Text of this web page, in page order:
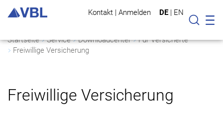
Kontakt | Anmelden DE | EN
Suche
Startseite Service Downloadcenter
Für Versicherte
Freiwillige Versicherung
Freiwillige Versicherung